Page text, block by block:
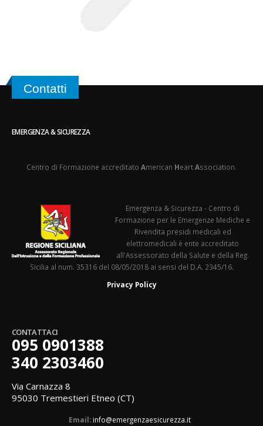
Contatti
EMERGENZA & SICUREZZA
Centro di Formazione accreditato American HeartAssociation.
Emergenza & Sicurezza - Centro di
Formazione per le Emergenze Mediche e
Rivendita presidi medicali ed
elettromedicali è ente accreditato
all'Assessorato della Salute e della Reg.
Sicilia al num. 35316 del 08/05/2018 ai sensi del D.A. 2345/16.
Privacy Policy
CONTATTACI
095 0901388
340 2303460
Via Carnazza 8
95030 Tremestieri Etneo (CT)
Email: info@emergenzaesicurezza.it